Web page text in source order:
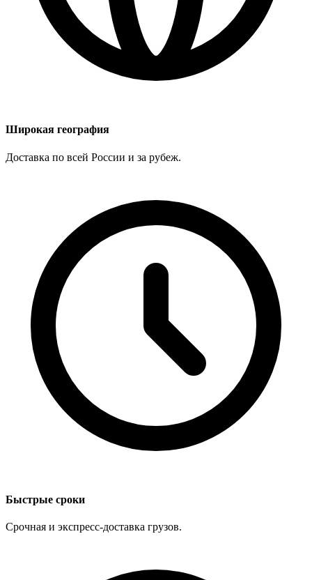
Широкая география
Доставка по всей России и за рубеж.
Быстрые сроки
Срочная и экспресс-доставка грузов.